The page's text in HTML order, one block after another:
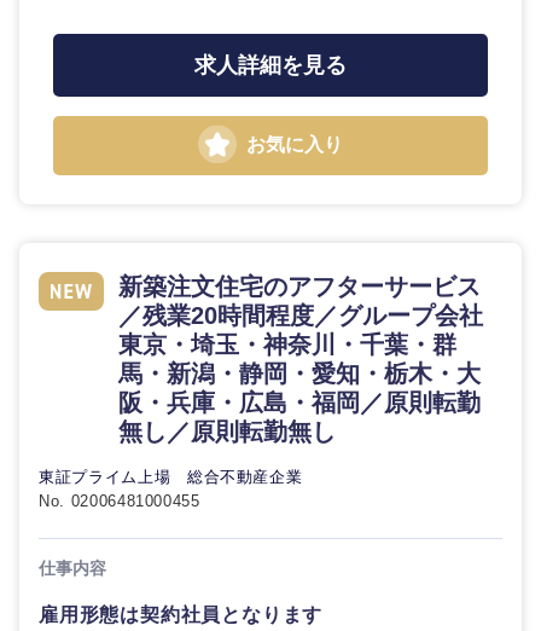
求人詳細を見る
お気に入り
新築注文住宅のアフターサービス
／残業20時間程度／グループ会社
東京・埼玉・神奈川・千葉・群
馬・新潟・静岡・愛知・栃木・大
阪・兵庫・広島・福岡／原則転勤
無し／原則転勤無し
東証プライム上場 総合不動産企業
No. 02006481000455
仕事内容
雇用形態は契約社員となります